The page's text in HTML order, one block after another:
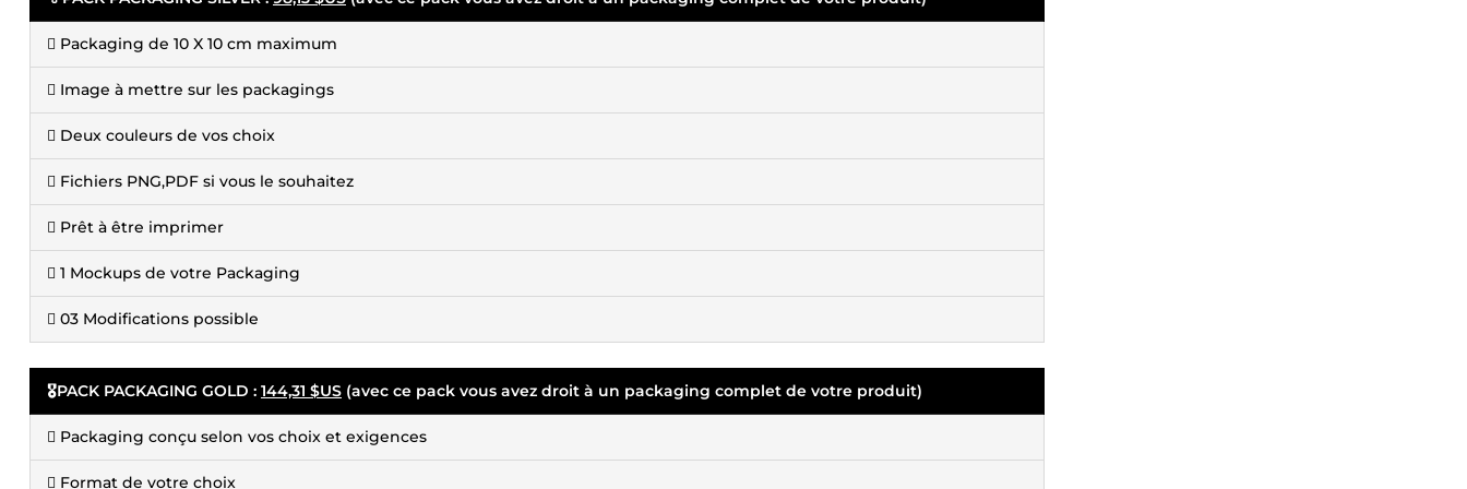
 Packaging de 10 X 10 cm maximum
 Image à mettre sur les packagings
 Deux couleurs de vos choix
 Fichiers PNG,PDF si vous le souhaitez
 Prêt à être imprimer
 1 Mockups de votre Packaging
 03 Modifications possible
🎖️PACK PACKAGING GOLD : 144,31 $US (avec ce pack vous avez droit à un packaging complet de votre produit)
 Packaging conçu selon vos choix et exigences
 Format de votre choix